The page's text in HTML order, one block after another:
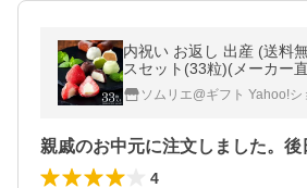
内祝い お返し 出産 (送料
スセット(33粒)(メーカー
セージカード・代引き不可
ントソムリエ@ギフト Yahoo!
4